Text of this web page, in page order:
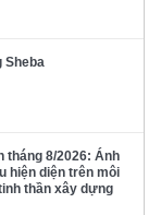
Sheba
tháng 8/2026: Ánh
hiện diện trên môi
thần xây dựng